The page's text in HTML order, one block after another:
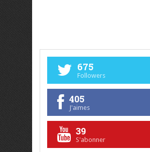
675
Followers
405
J'aimes
39
S'abonner